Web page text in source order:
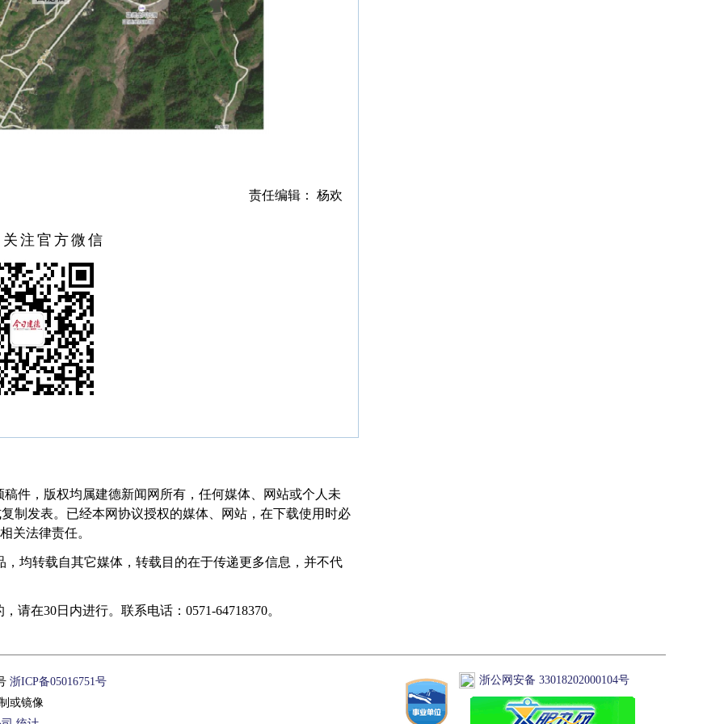
责任编辑： 杨欢
注官方微信
件，版权均属建德新闻网所有，任何媒体、网站或个人未
制发表。已经本网协议授权的媒体、网站，在下载使用时必
关法律责任。
均转载自其它媒体，转载目的在于传递更多信息，并不代
在30日内进行。联系电话：0571-64718370。
浙公网安备 33018202000104号
浙ICP备05016751号
或镜像